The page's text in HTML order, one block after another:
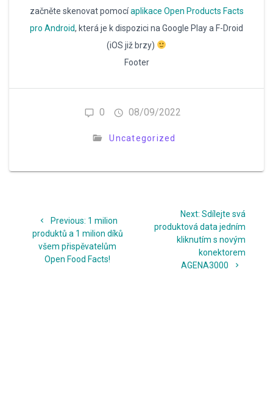
začněte skenovat pomocíaplikace Open Products Facts
pro Android, která je k dispozici na Google Play a F-Droid
(iOS již brzy)
Footer
0 08/09/2022
Uncategorized
pro
příspěvek
Previous: Previous
post:
1 milion
produktů a 1 milion díků
všem přispěvatelům
Open Food Facts!
Next: Next
post:
Sdílejte svá
produktová data jedním
kliknutím s novým
konektorem
AGENA3000